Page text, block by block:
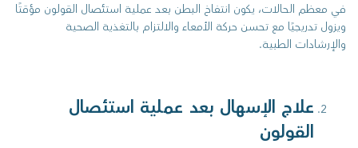
في معظم الحالات، يكون انتفاخ البطن بعد عملية استئصال القولون مؤقتًا
ويزول تدريجيًا مع تحسن حركة الأمعاء والالتزام بالتغذية الصحية
والإرشادات الطبية.
علاج الإسهال بعد عملية استئصال
القولون